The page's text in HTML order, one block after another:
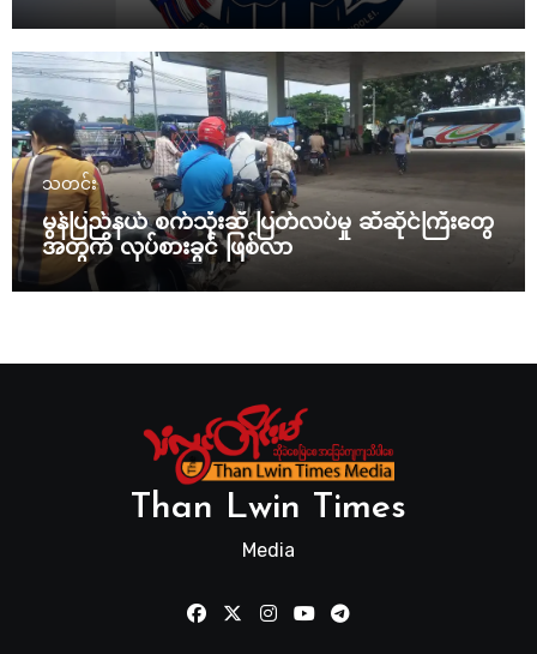
သတင်း
မွန်ပြည်နယ် စက်သုံးဆီ ပြတ်လပ်မှု ဆီဆိုင်ကြီးတွေ
အတွက် လုပ်စားခွင် ဖြစ်လာ
Than Lwin Times
Media